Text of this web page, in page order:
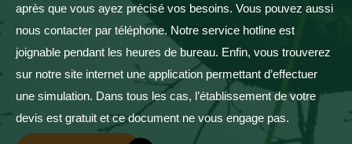
après que vous ayez précisé vos besoins. Vous pouvez aussi
nous contacter par téléphone. Notre service hotline est
joignable pendant les heures de bureau. Enfin, vous trouverez
sur notre site internet une application permettant d’effectuer
une simulation. Dans tous les cas, l’établissement de votre
devis est gratuit et ce document ne vous engage pas.